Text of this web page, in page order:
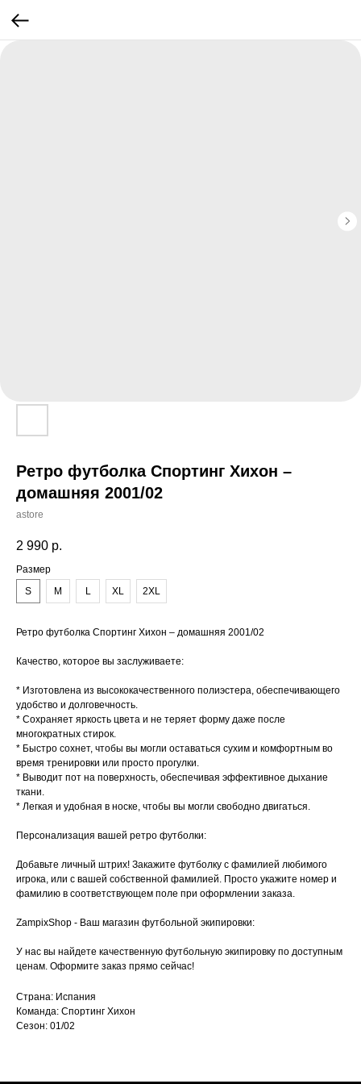
Ретро футболка Спортинг Хихон –
домашняя 2001/02
astore
2 990 р.
Размер
S
M L XL 2XL
Ретро футболка Спортинг Хихон – домашняя 2001/02
Качество, которое вы заслуживаете:
* Изготовлена из высококачественного полиэстера, обеспечивающего
удобство и долговечность.
* Сохраняет яркость цвета и не теряет форму даже после
многократных стирок.
* Быстро сохнет, чтобы вы могли оставаться сухим и комфортным во
время тренировки или просто прогулки.
* Выводит пот на поверхность, обеспечивая эффективное дыхание
ткани.
* Легкая и удобная в носке, чтобы вы могли свободно двигаться.
Персонализация вашей ретро футболки:
Добавьте личный штрих! Закажите футболку с фамилией любимого
игрока, или с вашей собственной фамилией. Просто укажите номер и
фамилию в соответствующем поле при оформлении заказа.
ZampixShop - Ваш магазин футбольной экипировки:
У нас вы найдете качественную футбольную экипировку по доступным
ценам. Оформите заказ прямо сейчас!
Страна: Испания
Команда: Спортинг Хихон
Сезон: 01/02